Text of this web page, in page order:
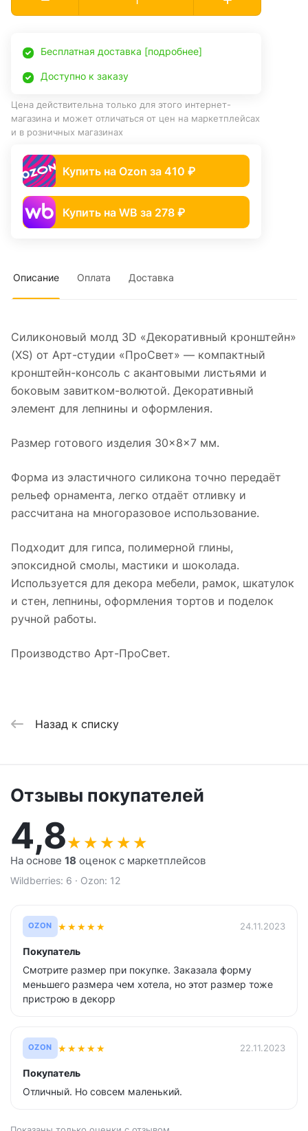
Бесплатная доставка [подробнее]
Доступно к заказу
Цена действительна только для этого интернет-
магазина и может отличаться от цен на маркетплейсах
и в розничных магазинах
Купить на Ozon за 410 ₽
Купить на WB за 278 ₽
Описание Оплата Доставка
Силиконовый молд 3D «Декоративный кронштейн»
(XS) от Арт-студии «ПроСвет» — компактный
кронштейн-консоль с акантовыми листьями и
боковым завитком-волютой. Декоративный
элемент для лепнины и оформления.
Размер готового изделия 30×8×7 мм.
Форма из эластичного силикона точно передаёт
рельеф орнамента, легко отдаёт отливку и
рассчитана на многоразовое использование.
Подходит для гипса, полимерной глины,
эпоксидной смолы, мастики и шоколада.
Используется для декора мебели, рамок, шкатулок
и стен, лепнины, оформления тортов и поделок
ручной работы.
Производство Арт-ПроСвет.
Назад к списку
Отзывы покупателей
4,8★ ★ ★ ★ ★
На основе 18 оценок с маркетплейсов
Wildberries: 6 · Ozon: 12
OZON ★★★★★ 24.11.2023
Покупатель
Смотрите размер при покупке. Заказала форму
меньшего размера чем хотела, но этот размер тоже
пристрою в декорр
OZON ★★★★★ 22.11.2023
Покупатель
Отличный. Но совсем маленький.